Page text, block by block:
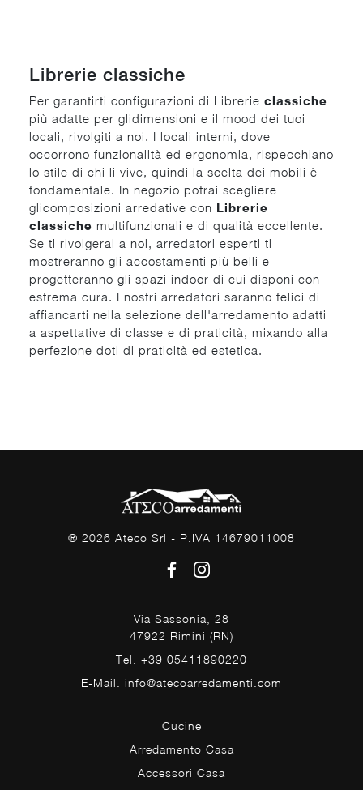
Librerie classiche
Per garantirti configurazioni di Librerie classiche
più adatte per glidimensioni e il mood dei tuoi
locali, rivolgiti a noi. I locali interni, dove
occorrono funzionalità ed ergonomia, rispecchiano
lo stile di chi li vive, quindi la scelta dei mobili è
fondamentale. In negozio potrai scegliere
glicomposizioni arredative con Librerie
classiche multifunzionali e di qualità eccellente.
Se ti rivolgerai a noi, arredatori esperti ti
mostreranno gli accostamenti più belli e
progetteranno gli spazi indoor di cui disponi con
estrema cura. I nostri arredatori saranno felici di
affiancarti nella selezione dell'arredamento adatti
a aspettative di classe e di praticità, mixando alla
perfezione doti di praticità ed estetica.
® 2026 Ateco Srl - P.IVA 14679011008
Via Sassonia, 28
47922 Rimini (RN)
Tel. +39 05411890220
E-Mail. info@atecoarredamenti.com
Cucine
Arredamento Casa
Accessori Casa